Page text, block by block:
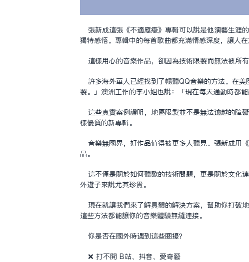
張新成這張《不適應症》專輯可以說是他演藝生涯
獨特感悟。專輯中的每首歌曲都充滿情感深度，讓人
這樣用心的音樂作品，卻因為技術限制而無法被所
許多海外華人已經找到了暢聽QQ音樂的方法。在
制。」澳洲工作的李小姐也說：「現在每天通勤時都
這些真實案例證明，地區限制並不是無法逾越的障
樣優質的新專輯。
音樂無國界，好作品值得被更多人聽見。張新成用
品。
這不僅是關於如何聽歌的技術問題，更是關於文化
外遊子來說尤其珍貴。
現在就讓我們來了解具體的解決方案，幫助你打破
這些方法都能讓你的音樂體驗無縫連接。
你是否在國外時遇到這些困擾？
❌ 打不開 B站、抖音、愛奇藝